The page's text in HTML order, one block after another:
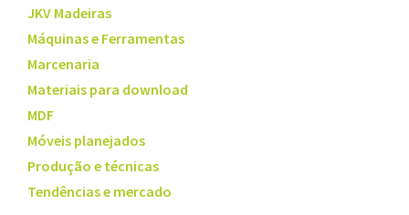
JKV Madeiras
Máquinas e Ferramentas
Marcenaria
Materiais para download
MDF
Móveis planejados
Produção e técnicas
Tendências e mercado